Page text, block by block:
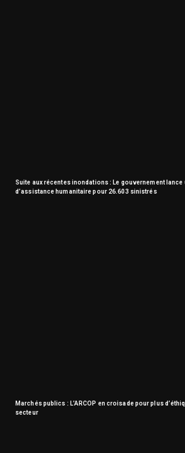
Suite aux récentes inondations : Le gouvernement lance
d’assistance humanitaire pour 26.603 sinistrés
Marchés publics : L’ARCOP en croisade pour plus
secteur